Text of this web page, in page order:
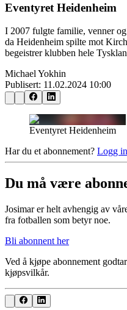
Eventyret Heidenheim
I 2007 fulgte familie, venner
da Heidenheim spilte mot
begeistrer klubben hele
Michael Yokhin
Publisert: 11.02.2024 10:00
Eventyret Heidenheim
Har du et abonnement? Logg
Du må være
Josimar er helt avhengig av
fra fotballen som betyr noe.
Bli abonnent her
Ved å kjøpe abonnement
kjøpsvilkår.